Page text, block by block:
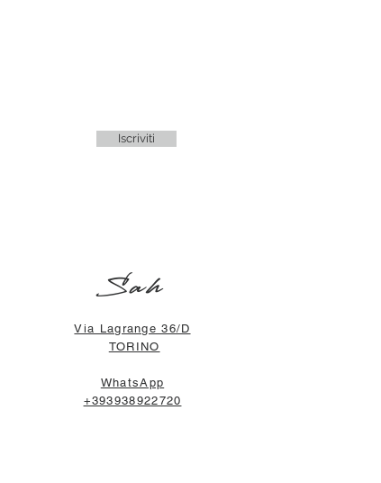
Iscriviti
Sah
Via Lagrange 36/D
TORINO
WhatsApp
+393938922720